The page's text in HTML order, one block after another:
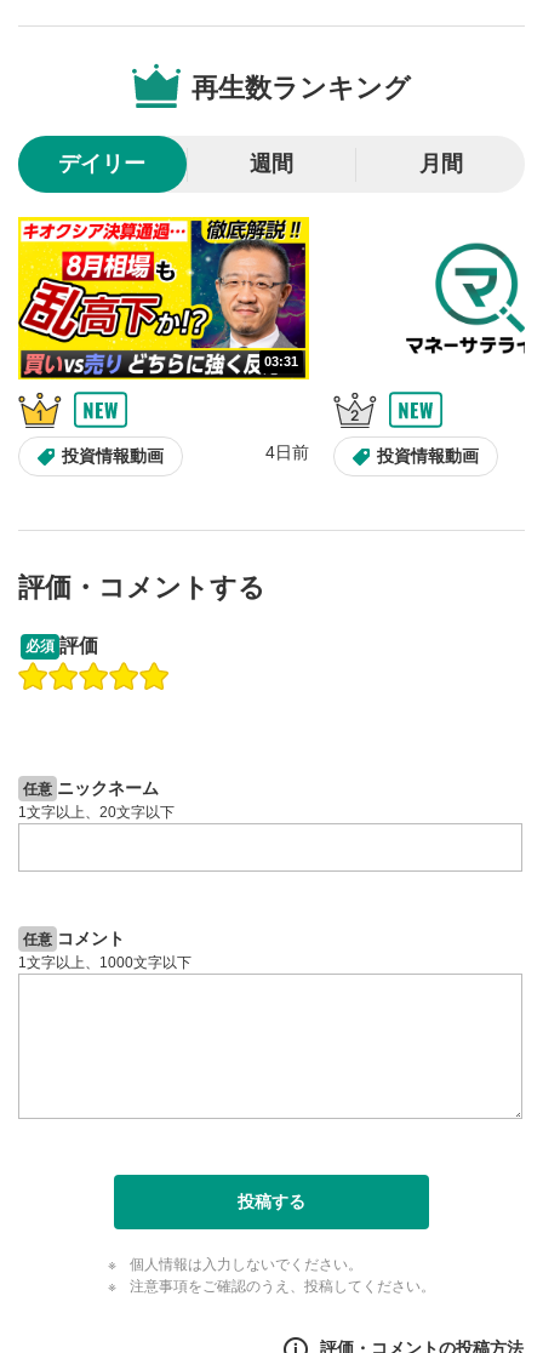
再生数ランキング
デイリー 週間 月間
03:31
投資情報動画 4日前 投資情報動画
操作説明動画
評価・コメントする
必須 評価
任意 ニックネーム
1文字以上、20文字以下
任意 コメント
1文字以上、1000文字以下
投稿する
個人情報は入力しないでください。
注意事項をご確認のうえ、投稿してください。
評価・コメントの投稿方法